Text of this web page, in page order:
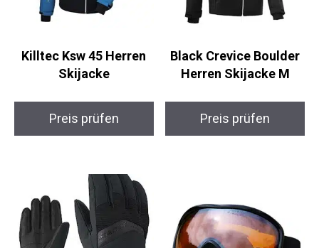
Killtec Ksw 45 Herren
Skijacke
Preis prüfen
Black Crevice Boulder
Herren Skijacke M
Preis prüfen